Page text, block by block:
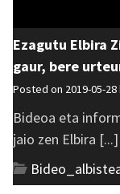
Ezagutu Elbira
gaur, bere
Posted on 2019-05-28
Bideoa eta
jaio zen Elbira [...]